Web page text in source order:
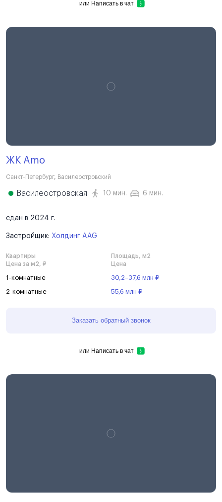
или Написать в чат
ЖК Amo
Санкт-Петербург, Василеостровский
Василеостровская 10 мин. 6 мин.
сдан в 2024 г.
Застройщик: Холдинг AAG
Квартиры
Площадь, м2
Цена за м2, ₽
Цена
1-комнатные 30,2–37,6 млн ₽
2-комнатные 55,6 млн ₽
Заказать обратный звонок
или Написать в чат